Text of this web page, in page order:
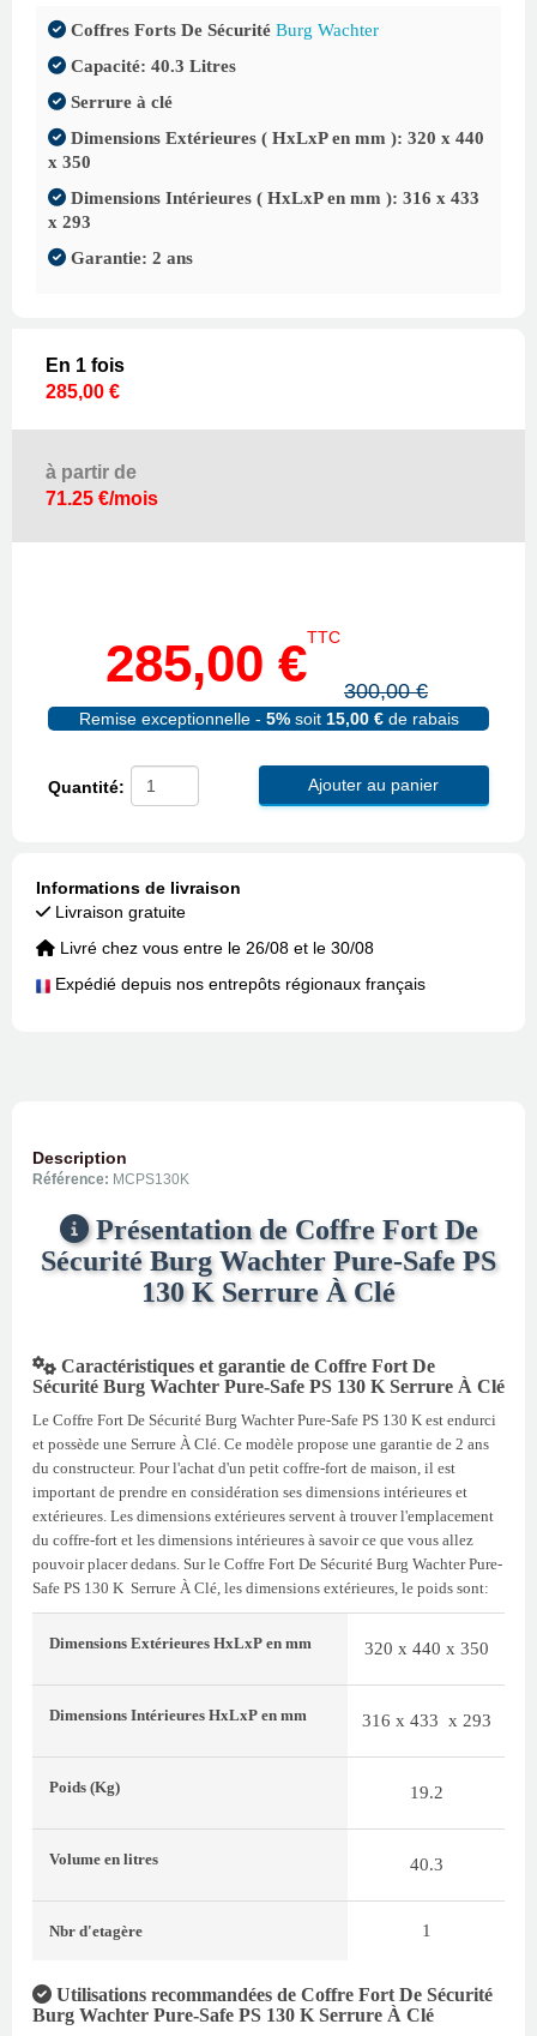
Coffres Forts De Sécurité Burg Wachter
Capacité: 40.3 Litres
Serrure à clé
Dimensions Extérieures ( HxLxP en mm ): 320 x 440
x 350
Dimensions Intérieures ( HxLxP en mm ): 316 x 433
x 293
Garantie: 2 ans
à partir de
71.25 €/mois
En 1 fois
285,00 €
285,00 €TTC
300,00 €
Remise exceptionnelle - 5%soit 15,00 €de rabais
Quantité: Ajouter au panier
Informations de livraison
Livraison gratuite
Livré chez vous entre le 26/08 et le 30/08
Expédié depuis nos entrepôts régionaux français
Description
Référence: MCPS130K
Présentation de Coffre Fort De
Sécurité Burg Wachter Pure-Safe PS
130 K Serrure À Clé
Caractéristiques et garantie de Coffre Fort De
Sécurité Burg Wachter Pure-Safe PS 130 K Serrure À Clé
Le Coffre Fort De Sécurité Burg Wachter Pure-Safe PS 130 K est endurci
et possède une Serrure À Clé. Ce modèle propose une garantie de 2 ans
du constructeur. Pour l'achat d'un petit coffre-fort de maison, il est
important de prendre en considération ses dimensions intérieures et
extérieures. Les dimensions extérieures servent à trouver l'emplacement
du coffre-fort et les dimensions intérieures à savoir ce que vous allez
pouvoir placer dedans. Sur le Coffre Fort De Sécurité Burg Wachter Pure-
Safe PS 130 K Serrure À Clé, les dimensions extérieures, le poids sont:
Dimensions Extérieures HxLxP en mm 320 x 440 x 350
Dimensions Intérieures HxLxP en mm 316 x 433 x 293
Poids (Kg) 19.2
Volume en litres 40.3
Nbr d'etagère 1
Utilisations recommandées de Coffre Fort De Sécurité
Burg Wachter Pure-Safe PS 130 K Serrure À Clé